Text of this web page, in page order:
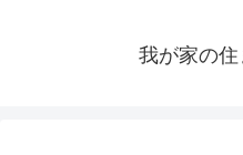
我が家の住